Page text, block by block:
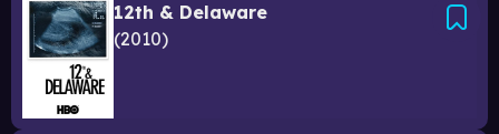
12th & Delaware
2010